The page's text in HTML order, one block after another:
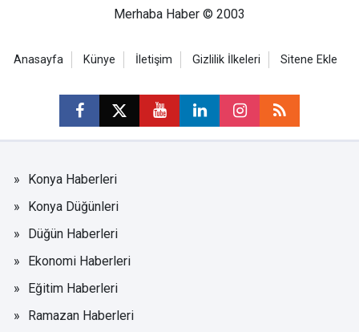
Merhaba Haber © 2003
Anasayfa Künye İletişim Gizlilik İlkeleri Sitene Ekle
Konya Haberleri
Konya Düğünleri
Düğün Haberleri
Ekonomi Haberleri
Eğitim Haberleri
Ramazan Haberleri